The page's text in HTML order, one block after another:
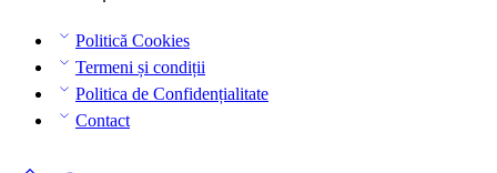
Politică Cookies
Termeni și condiții
Politica de Confidențialitate
Contact